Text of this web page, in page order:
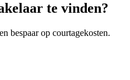
te vinden?
bespaar op courtagekosten.